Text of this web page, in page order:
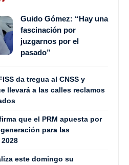
Guido Gómez: “Hay una
fascinación por
juzgarnos por el
pasado”
da tregua al CNSS y
llevará a las calles reclamos
que el PRM apuesta por
para las
este domingo su